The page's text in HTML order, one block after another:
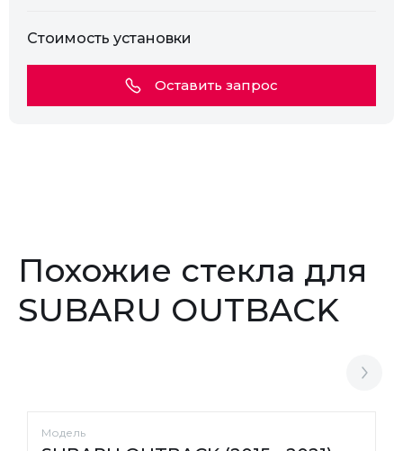
Стоимость установки
Оставить запрос
Похожие стекла для
SUBARU OUTBACK
Модель